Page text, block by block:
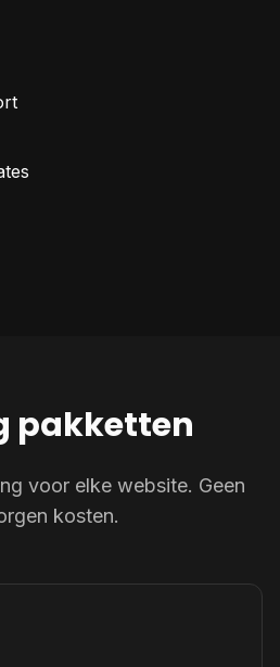
pakketten
voor elke website. Geen
kosten.